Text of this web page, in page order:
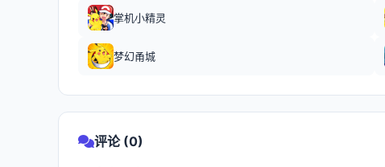
掌机小精灵
梦幻甬城
评论 (0)